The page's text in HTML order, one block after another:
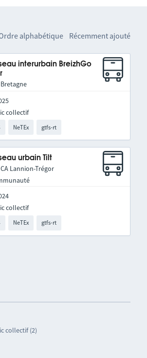
collectif (2)
alphabétique Récemment ajouté
interurbain BreizhGo
Bretagne
NeTEx gtfs-rt
collectif
urbain Tilt
CA Lannion-Trégor
NeTEx gtfs-rt
collectif